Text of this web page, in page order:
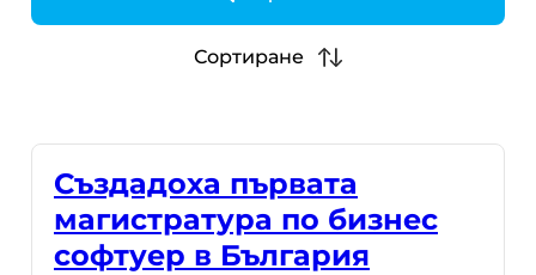
h
Сортиране
Създадоха първата
магистратура по бизнес
софтуер в България